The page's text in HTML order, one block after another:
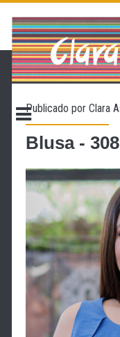
Publicado porClara
Blusa -